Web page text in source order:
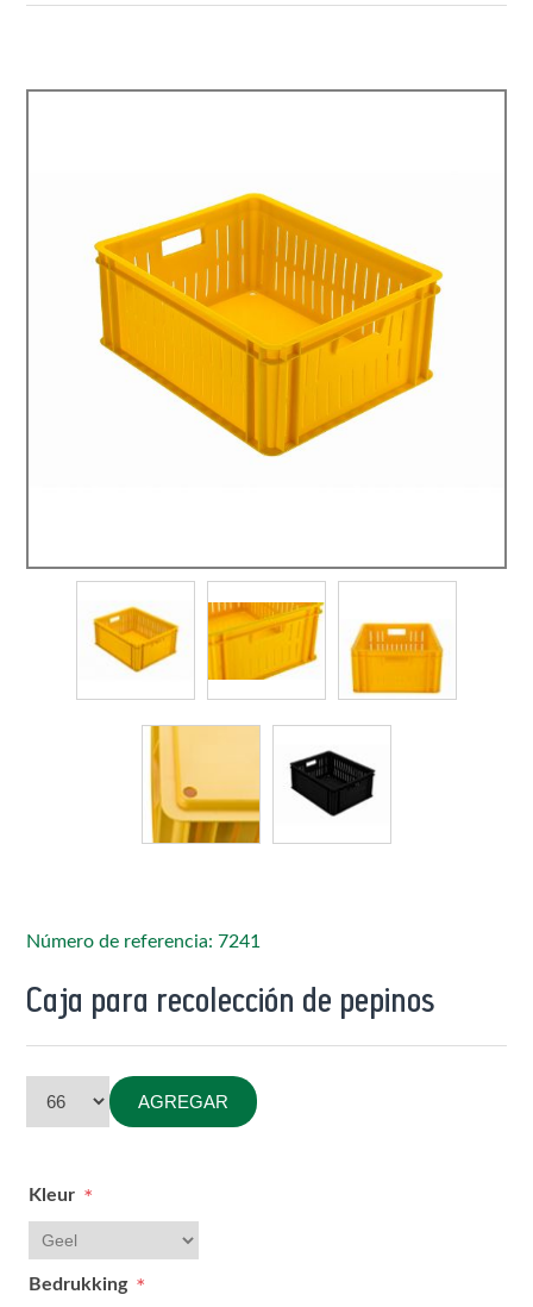
Número de referencia: 7241
Caja para recolección de pepinos
AGREGAR
Kleur *
Bedrukking *